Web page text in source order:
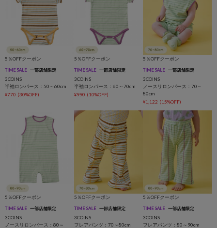
5％OFFクーポン
TIME SALE 一部店舗限定
3COINS
半袖ロンパース：50～60cm
¥770 (30%OFF)
5％OFFクーポン
TIME SALE 一部店舗限定
3COINS
半袖ロンパース：60～70cm
¥990 (10%OFF)
5％OFFクーポン
TIME SALE 一部店舗限定
3COINS
ノースリロンパース：70～
80cm
¥1,122 (15%OFF)
5％OFFクーポン
TIME SALE 一部店舗限定
3COINS
ノースリロンパース：80～
5％OFFクーポン
TIME SALE 一部店舗限定
3COINS
フレアパンツ：70～80cm
5％OFFクーポン
TIME SALE 一部店舗限定
3COINS
フレアパンツ：80～90cm